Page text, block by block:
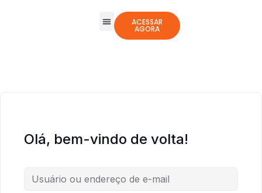
ACESSAR
AGORA
Olá, bem-vindo de volta!